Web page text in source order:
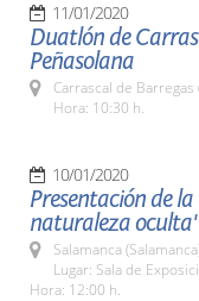
11/01/2020
Duatlón de
Peñasolana
Carrascal de Barregas
Hora: 10:30 h.
10/01/2020
Presentación de
naturaleza oculta'
Salamanca
Lugar: Sala de
Hora: 12:00 h.